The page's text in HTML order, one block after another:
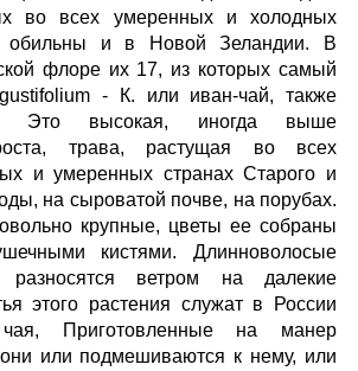
во всех умеренных и холодных
обильны и в Новой Зеландии. В
флоре их 17, из которых самый
- К. или иван-чай, также
Это высокая, иногда выше
роста, трава, растущая во всех
и умеренных странах Старого и
на сыроватой почве, на порубах.
крупные, цветы ее собраны
кистями. Длинноволосые
ветром на далекие
этого растения служат в России
Приготовленные на манер
или подмешиваются к нему, или